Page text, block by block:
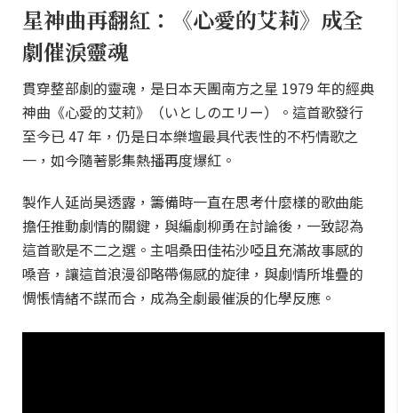
星神曲再翻紅：《心愛的艾莉》成全
劇催淚靈魂
貫穿整部劇的靈魂，是日本天團南方之星 1979 年的經典
神曲《心愛的艾莉》（いとしのエリー）。這首歌發行
至今已 47 年，仍是日本樂壇最具代表性的不朽情歌之
一，如今隨著影集熱播再度爆紅。
製作人延尚昊透露，籌備時一直在思考什麼樣的歌曲能
擔任推動劇情的關鍵，與編劇柳勇在討論後，一致認為
這首歌是不二之選。主唱桑田佳祐沙啞且充滿故事感的
嗓音，讓這首浪漫卻略帶傷感的旋律，與劇情所堆疊的
惆悵情緒不謀而合，成為全劇最催淚的化學反應。